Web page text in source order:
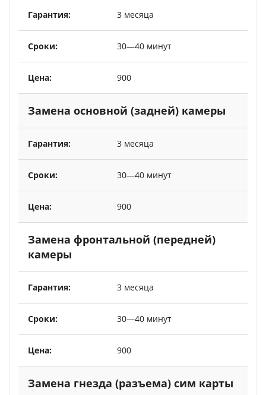
3 месяца
30—40 минут
900
Замена основной (задней) камеры
3 месяца
30—40 минут
900
Замена фронтальной (передней)
камеры
3 месяца
30—40 минут
900
Замена гнезда (разъема) сим карты